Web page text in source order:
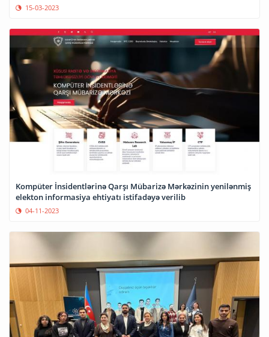
15-03-2023
Kompüter İnsidentlərinə Qarşı Mübarizə Mərkəzinin yenilənmiş
elekton informasiya ehtiyatı istifadəyə verilib
04-11-2023